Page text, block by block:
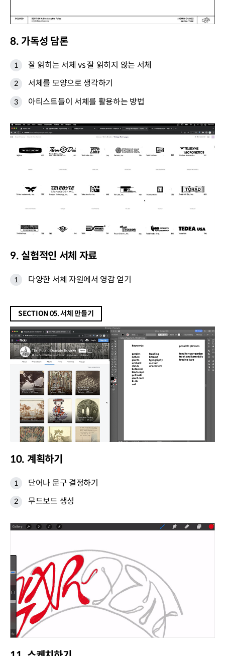
8. 가독성 담론
잘 읽히는 서체 vs 잘 읽히지 않는 서체
서체를 모양으로 생각하기
아티스트들이 서체를 활용하는 방법
9. 실험적인 서체 자료
다양한 서체 자원에서 영감 얻기
SECTION 05. 서체 만들기
10. 계획하기
단어나 문구 결정하기
무드보드 생성